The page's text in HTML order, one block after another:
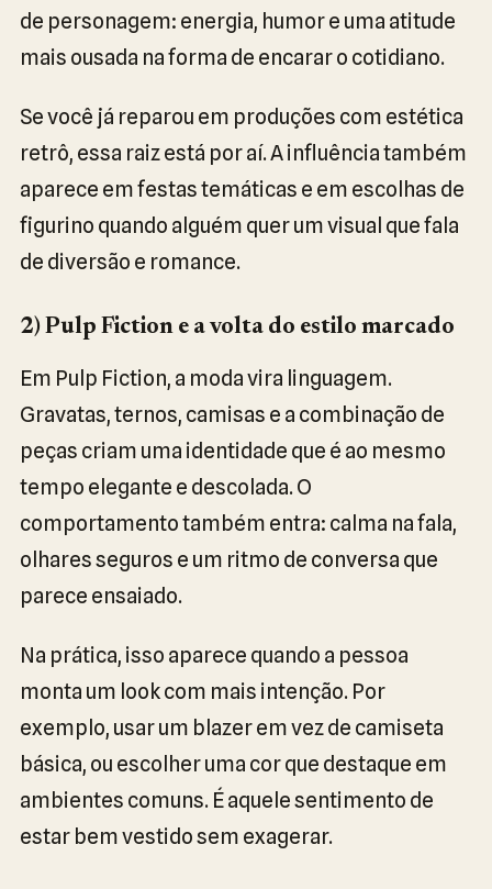
de personagem: energia, humor e uma atitude
mais ousada na forma de encarar o cotidiano.
Se você já reparou em produções com estética
retrô, essa raiz está por aí. A influência também
aparece em festas temáticas e em escolhas de
figurino quando alguém quer um visual que fala
de diversão e romance.
2) Pulp Fiction e a volta do estilo marcado
Em Pulp Fiction, a moda vira linguagem.
Gravatas, ternos, camisas e a combinação de
peças criam uma identidade que é ao mesmo
tempo elegante e descolada. O
comportamento também entra: calma na fala,
olhares seguros e um ritmo de conversa que
parece ensaiado.
Na prática, isso aparece quando a pessoa
monta um look com mais intenção. Por
exemplo, usar um blazer em vez de camiseta
básica, ou escolher uma cor que destaque em
ambientes comuns. É aquele sentimento de
estar bem vestido sem exagerar.